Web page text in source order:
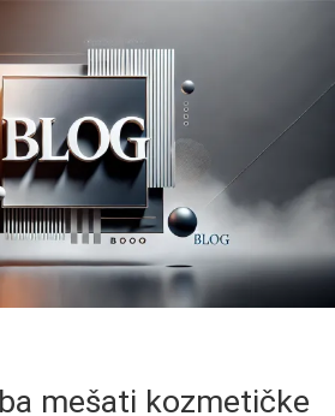
mešati kozmetičke